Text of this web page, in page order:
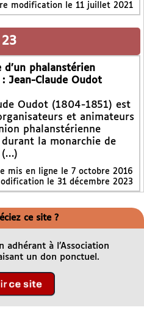
modification le 11 juillet 2021
phalanstérien
Jean-Claude Oudot
Oudot (1804-1851) est
et animateurs
phalanstérienne
la monarchie de
(…)
mis en ligne le 7 octobre 2016
le 31 décembre 2023
ce site ?
adhérant à l’Association
un don ponctuel.